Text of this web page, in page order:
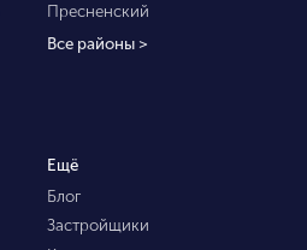
Пресненский
Все районы >
Ещё
Блог
Застройщики